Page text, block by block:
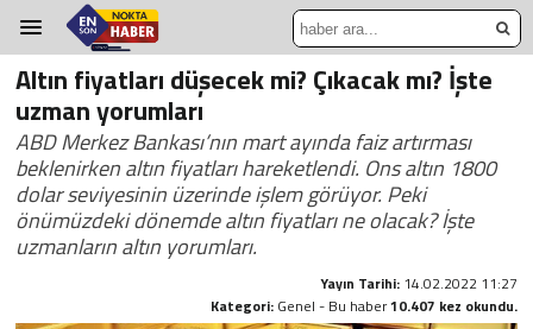
Altın fiyatları düşecek mi? Çıkacak mı? İşte
uzman yorumları
ABD Merkez Bankası’nın mart ayında faiz artırması
beklenirken altın fiyatları hareketlendi. Ons altın 1800
dolar seviyesinin üzerinde işlem görüyor. Peki
önümüzdeki dönemde altın fiyatları ne olacak? İşte
uzmanların altın yorumları.
Yayın Tarihi: 14.02.2022 11:27
Kategori: Genel - Bu haber10.407 kez okundu.